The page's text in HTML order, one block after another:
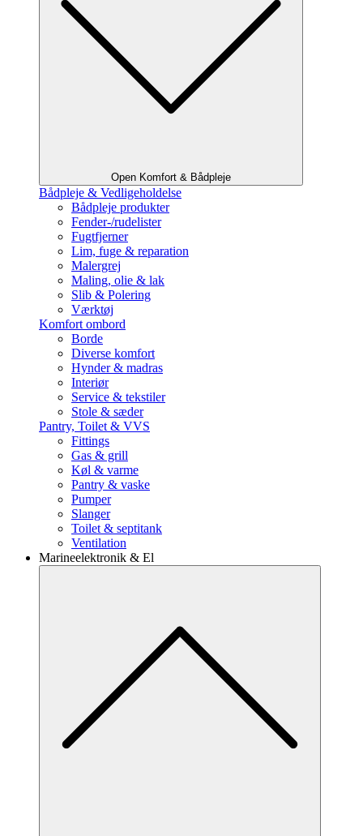
Open Komfort & Bådpleje
Bådpleje & Vedligeholdelse
Bådpleje produkter
Fender-/rudelister
Fugtfjerner
Lim, fuge & reparation
Malergrej
Maling, olie & lak
Slib & Polering
Værktøj
Komfort ombord
Borde
Diverse komfort
Hynder & madras
Interiør
Service & tekstiler
Stole & sæder
Pantry, Toilet & VVS
Fittings
Gas & grill
Køl & varme
Pantry & vaske
Pumper
Slanger
Toilet & septitank
Ventilation
Marineelektronik & El